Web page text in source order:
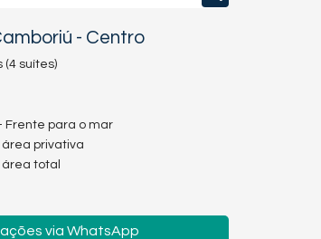
- Centro
(4 suítes)
Frente para o mar
área privativa
área total
via WhatsApp